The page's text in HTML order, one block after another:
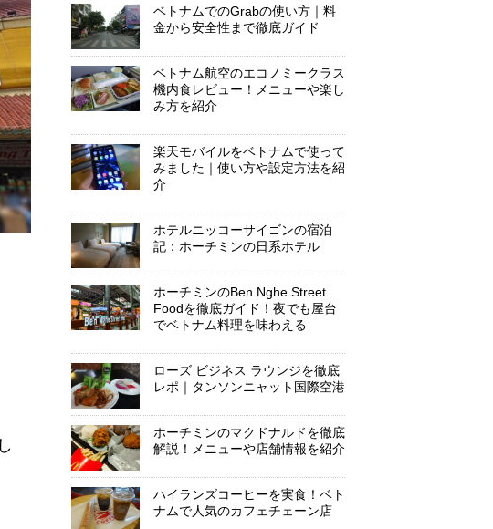
ベトナムでのGrabの使い方｜料
金から安全性まで徹底ガイド
ベトナム航空のエコノミークラス
機内食レビュー！メニューや楽し
み方を紹介
楽天モバイルをベトナムで使って
みました｜使い方や設定方法を紹
介
ホテルニッコーサイゴンの宿泊
記：ホーチミンの日系ホテル
ホーチミンのBen Nghe Street
Foodを徹底ガイド！夜でも屋台
でベトナム料理を味わえる
ローズ ビジネス ラウンジを徹底
レポ｜タンソンニャット国際空港
ホーチミンのマクドナルドを徹底
解説！メニューや店舗情報を紹介
ハイランズコーヒーを実食！ベト
ナムで人気のカフェチェーン店